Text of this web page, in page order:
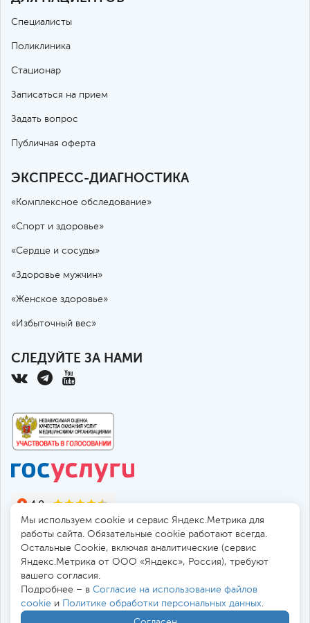
Специалисты
Поликлиника
Стационар
Записаться на прием
Задать вопрос
Публичная оферта
ЭКСПРЕСС-ДИАГНОСТИКА
«Комплексное обследование»
«Спорт и здоровье»
«Сердце и сосуды»
«Здоровье мужчин»
«Женское здоровье»
«Избыточный вес»
СЛЕДУЙТЕ ЗА НАМИ
194017, Россия, Санкт-Петербург, пр. Тореза 72
Безопасная работа черезSSL-соединение
Мы используем cookie и сервис Яндекс.Метрика для
работы сайта. Обязательные cookie работают всегда.
Остальные Сookie, включая аналитические (сервис
Яндекс.Метрика от ООО «Яндекс», Россия), требуют
вашего согласия.
Подробнее – в Согласие на использование файлов
cookie и Политике обработки персональных данных.